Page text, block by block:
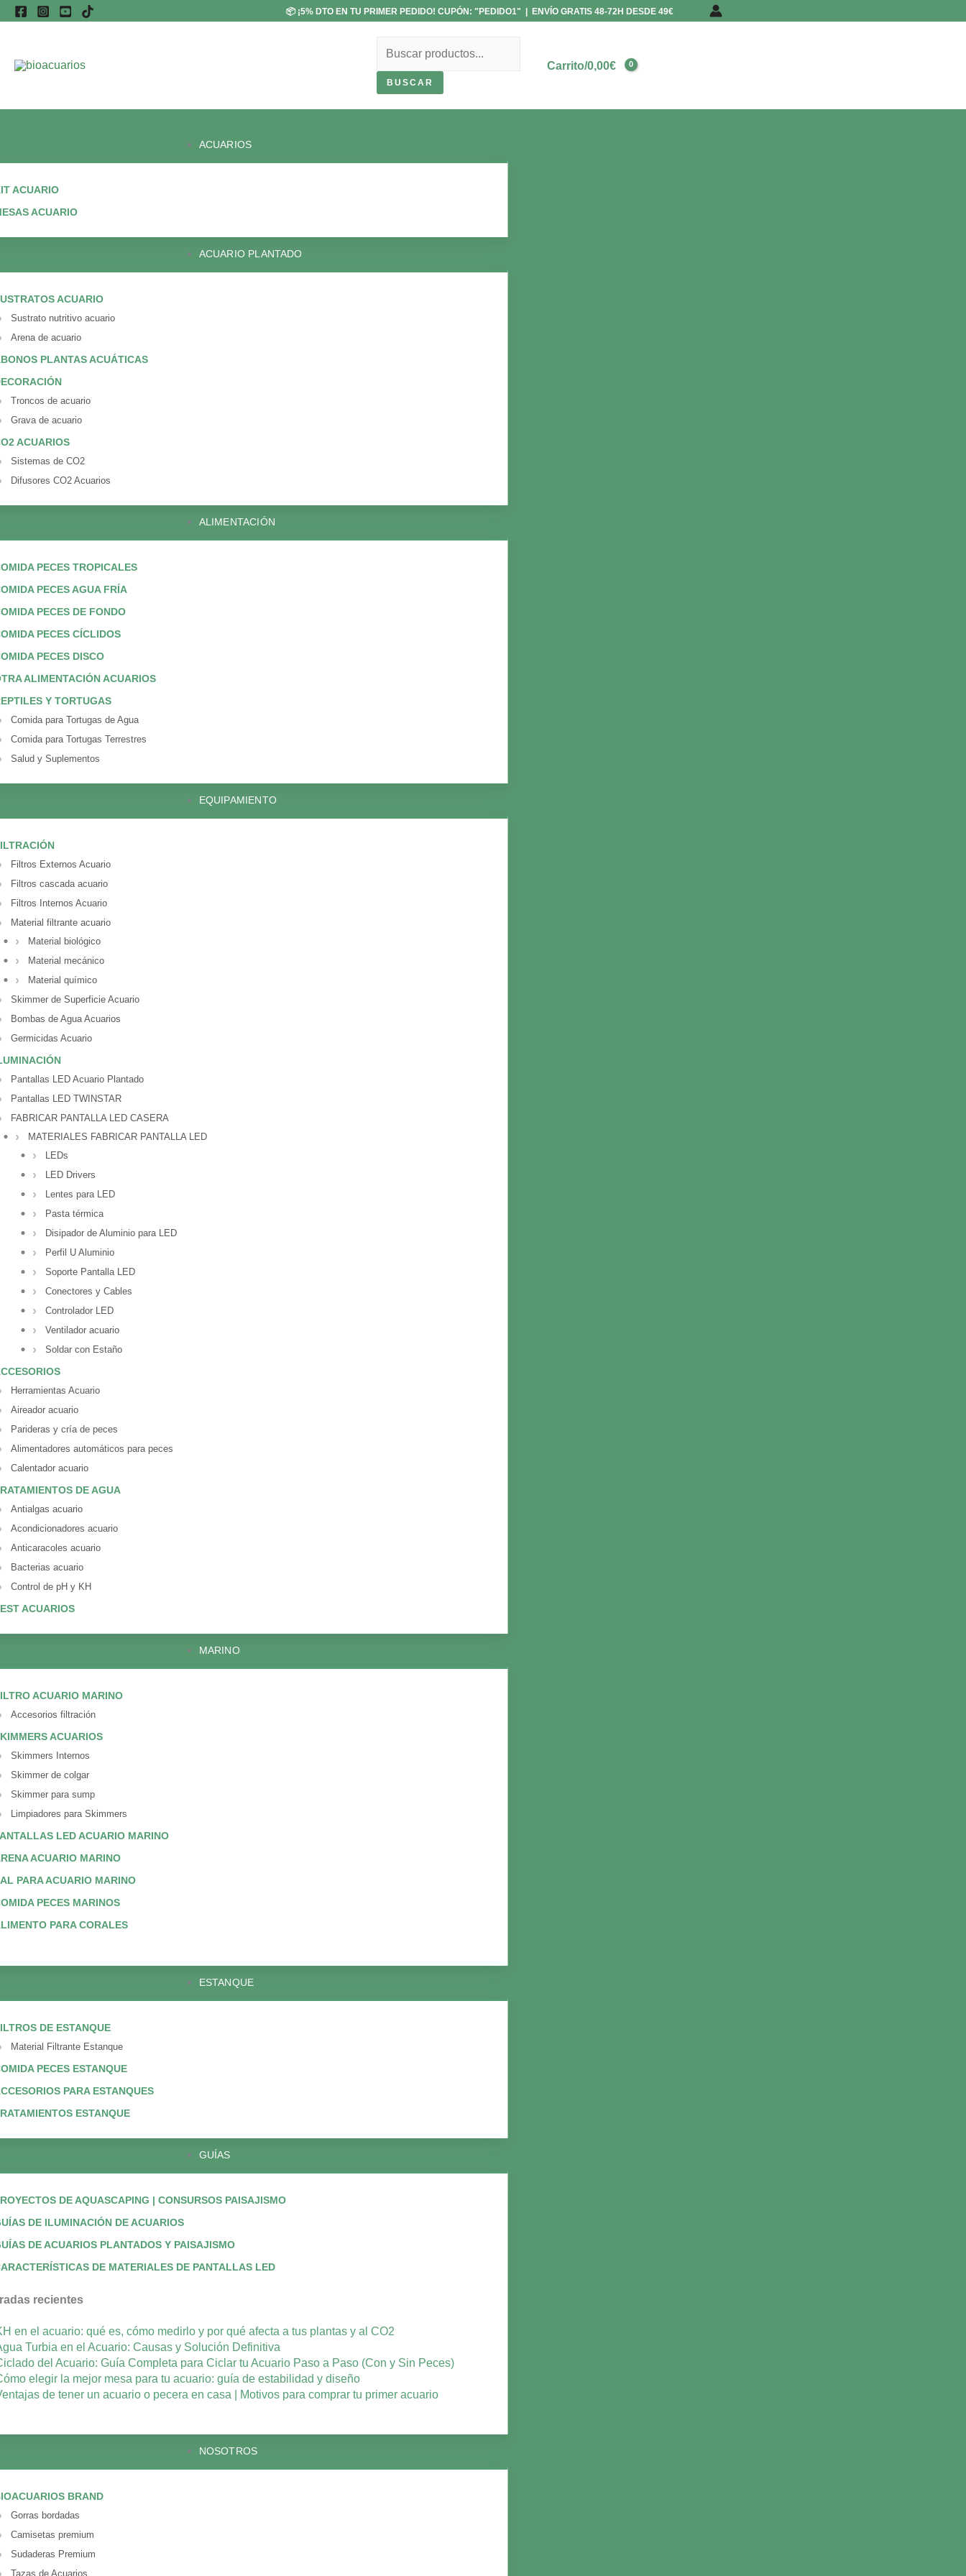
al
📦¡5% DTO EN TU PRIMER PEDIDO! CUPÓN: "PEDIDO1" | ENVÍO GRATIS 48-72H DESDE 49€
BUSCAR
Carrito/0,00€
ACUARIOS
ACUARIO
ACUARIO
ACUARIO PLANTADO
ACUARIO
Sustrato nutritivo acuario
Arena de acuario
PLANTAS ACUÁTICAS
Troncos de acuario
Grava de acuario
ACUARIOS
Sistemas de CO2
Difusores CO2 Acuarios
ALIMENTACIÓN
PECES TROPICALES
PECES AGUA FRÍA
PECES DE FONDO
PECES CÍCLIDOS
PECES DISCO
ALIMENTACIÓN ACUARIOS
Y TORTUGAS
Comida para Tortugas de Agua
Comida para Tortugas Terrestres
Salud y Suplementos
EQUIPAMIENTO
Filtros Externos Acuario
Filtros cascada acuario
Filtros Internos Acuario
Material filtrante acuario
Material biológico
Material mecánico
Material químico
Skimmer de Superficie Acuario
Bombas de Agua Acuarios
Germicidas Acuario
Pantallas LED Acuario Plantado
Pantallas LED TWINSTAR
FABRICAR PANTALLA LED CASERA
MATERIALES FABRICAR PANTALLA LED
LEDs
LED Drivers
Lentes para LED
Pasta térmica
Disipador de Aluminio para LED
Perfil U Aluminio
Soporte Pantalla LED
Conectores y Cables
Controlador LED
Ventilador acuario
Soldar con Estaño
Herramientas Acuario
Aireador acuario
Parideras y cría de peces
Alimentadores automáticos para peces
Calentador acuario
DE AGUA
Antialgas acuario
Acondicionadores acuario
Anticaracoles acuario
Bacterias acuario
Control de pH y KH
ACUARIOS
MARINO
ACUARIO MARINO
Accesorios filtración
ACUARIOS
Skimmers Internos
Skimmer de colgar
Skimmer para sump
Limpiadores para Skimmers
LED ACUARIO MARINO
ACUARIO MARINO
PARA ACUARIO MARINO
PECES MARINOS
PARA CORALES
ESTANQUE
DE ESTANQUE
Material Filtrante Estanque
PECES ESTANQUE
PARA ESTANQUES
ESTANQUE
GUÍAS
DE AQUASCAPING | CONSURSOS PAISAJISMO
DE ILUMINACIÓN DE ACUARIOS
DE ACUARIOS PLANTADOS Y PAISAJISMO
DE MATERIALES DE PANTALLAS LED
recientes
en el acuario: qué es, cómo medirlo y por qué afecta a tus plantas y al CO2
Turbia en el Acuario: Causas y Solución Definitiva
del Acuario: Guía Completa para Ciclar tu Acuario Paso a Paso (Con y Sin Peces)
elegir la mejor mesa para tu acuario: guía de estabilidad y diseño
de tener un acuario o pecera en casa | Motivos para comprar tu primer acuario
NOSOTROS
BRAND
Gorras bordadas
Camisetas premium
Sudaderas Premium
Tazas de Acuarios
Rango
de
23,99€
Driver
LED
Potenciómetro